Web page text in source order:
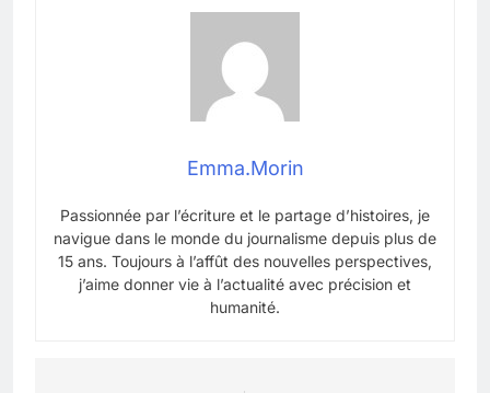
Emma.Morin
Passionnée par l’écriture et le partage d’histoires, je
navigue dans le monde du journalisme depuis plus de
15 ans. Toujours à l’affût des nouvelles perspectives,
j’aime donner vie à l’actualité avec précision et
humanité.